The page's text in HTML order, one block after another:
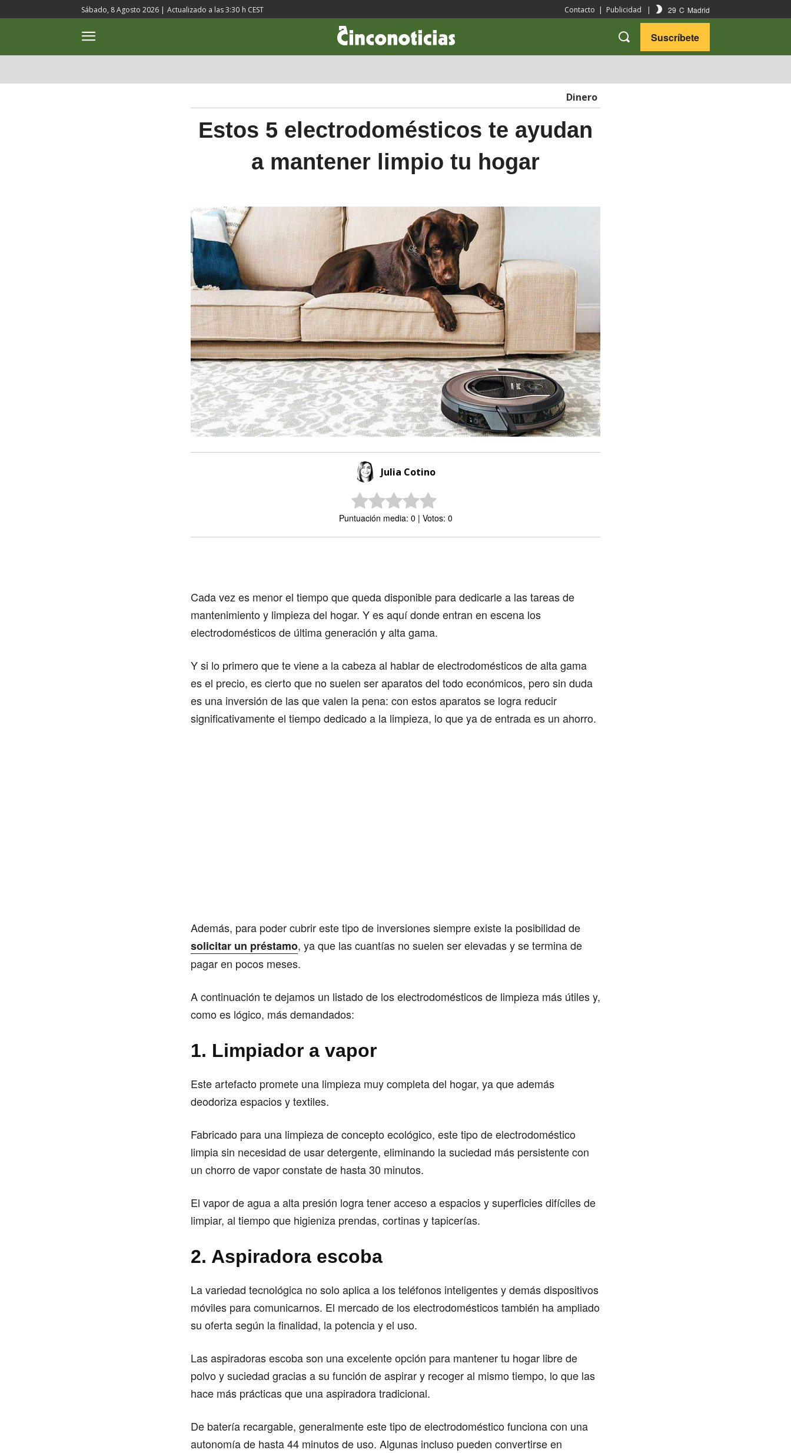
Sábado, 8 Agosto 2026 | Actualizado a las3:30 h CEST Contacto | Publicidad | 29 C Madrid
Suscríbete
Dinero
Estos 5 electrodomésticos te ayudan
a mantener limpio tu hogar
Julia Cotino
Puntuación media: 0 | Votos: 0
Cada vez es menor el tiempo que queda disponible para dedicarle a las tareas de
mantenimiento y limpieza del hogar. Y es aquí donde entran en escena los
electrodomésticos de última generación y alta gama.
Y si lo primero que te viene a la cabeza al hablar de electrodomésticos de alta gama
es el precio, es cierto que no suelen ser aparatos del todo económicos, pero sin duda
es una inversión de las que valen la pena: con estos aparatos se logra reducir
significativamente el tiempo dedicado a la limpieza, lo que ya de entrada es un ahorro.
Además, para poder cubrir este tipo de inversiones siempre existe la posibilidad de
solicitar un préstamo, ya que las cuantías no suelen ser elevadas y se termina de
pagar en pocos meses.
A continuación te dejamos un listado de los electrodomésticos de limpieza más útiles y,
como es lógico, más demandados:
1. Limpiador a vapor
Este artefacto promete una limpieza muy completa del hogar, ya que además
deodoriza espacios y textiles.
Fabricado para una limpieza de concepto ecológico, este tipo de electrodoméstico
limpia sin necesidad de usar detergente, eliminando la suciedad más persistente con
un chorro de vapor constate de hasta 30 minutos.
El vapor de agua a alta presión logra tener acceso a espacios y superficies difíciles de
limpiar, al tiempo que higieniza prendas, cortinas y tapicerías.
2. Aspiradora escoba
La variedad tecnológica no solo aplica a los teléfonos inteligentes y demás dispositivos
móviles para comunicarnos. El mercado de los electrodomésticos también ha ampliado
su oferta según la finalidad, la potencia y el uso.
Las aspiradoras escoba son una excelente opción para mantener tu hogar libre de
polvo y suciedad gracias a su función de aspirar y recoger al mismo tiempo, lo que las
hace más prácticas que una aspiradora tradicional.
De batería recargable, generalmente este tipo de electrodoméstico funciona con una
autonomía de hasta 44 minutos de uso. Algunas incluso pueden convertirse en